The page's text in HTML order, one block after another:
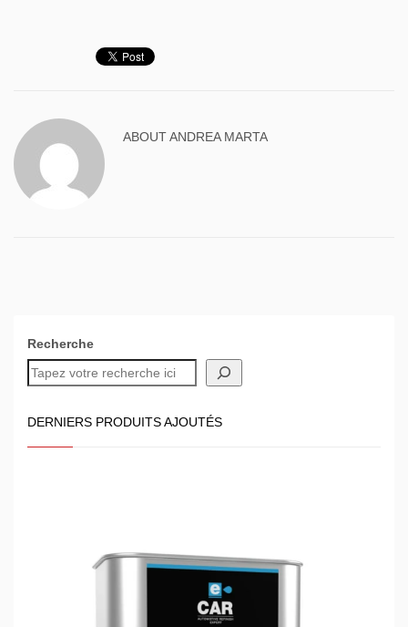
ABOUTANDREA MARTA
Recherche
DERNIERS PRODUITS AJOUTÉS